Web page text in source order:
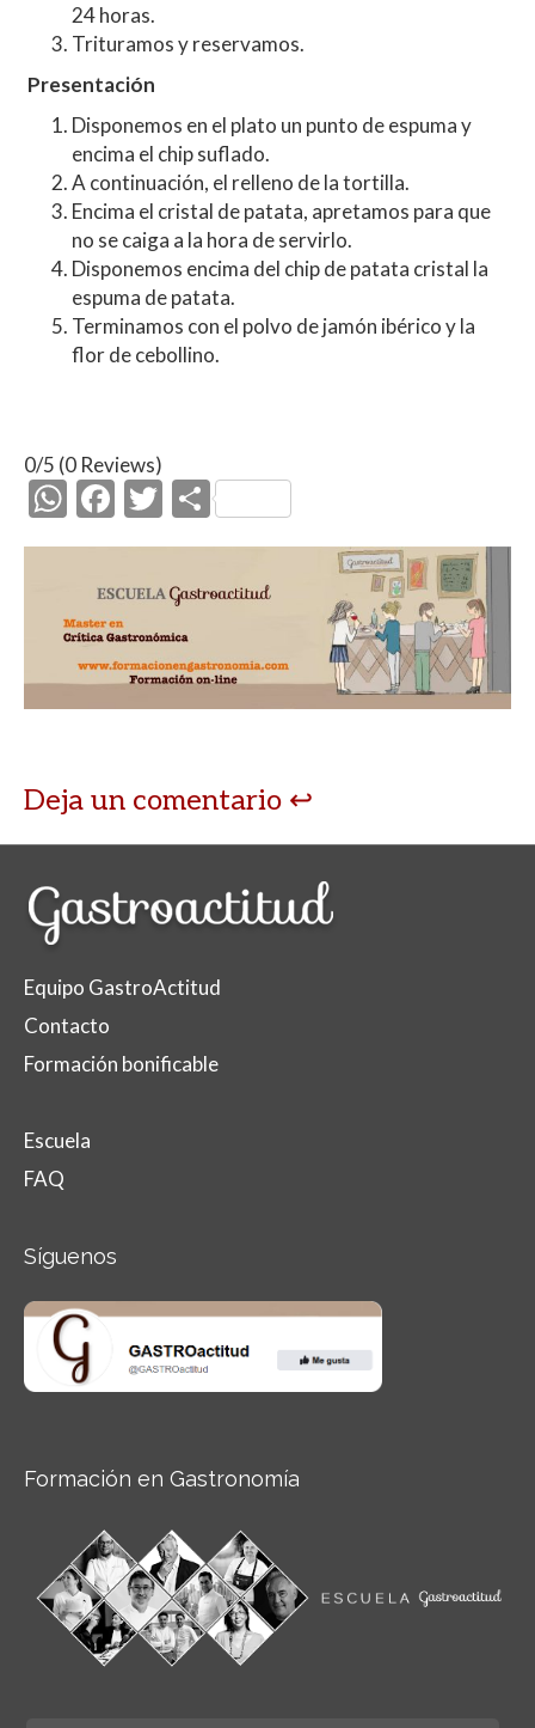
24 horas.
Trituramos y reservamos.
Presentación
Disponemos en el plato un punto de espuma y
encima el chip suflado.
A continuación, el relleno de la tortilla.
Encima el cristal de patata, apretamos para que
no se caiga a la hora de servirlo.
Disponemos encima del chip de patata cristal la
espuma de patata.
Terminamos con el polvo de jamón ibérico y la
flor de cebollino.
0/5 (0 Reviews)
W
h
at
s
A
p
F
ac
e
b
o
o
T
w
itt
er
C
o
p
ar
ti
Deja un comentario
Equipo GastroActitud
Contacto
Formación bonificable
Escuela
FAQ
Síguenos
Formación en Gastronomía